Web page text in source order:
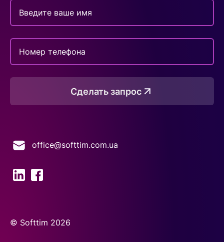
Сделать запрос
© Softtim 2026
office@softtim.com.ua